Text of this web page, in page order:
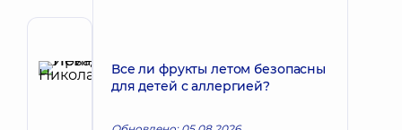
Левада
Ирина
Запись к врачу
Все ли фрукты летом безопасны
для детей с аллергией?